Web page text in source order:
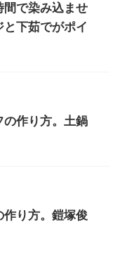
間で染み込ませ
下茹でがポイ
の作り方。土鍋
作り方。鎧塚俊